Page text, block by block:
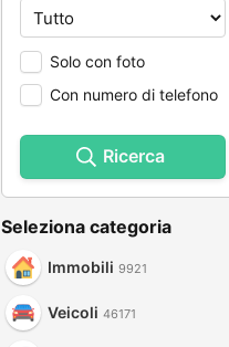
Solo con foto
Con numero di telefono
Ricerca
Seleziona categoria
Immobili 9921
Veicoli 46171